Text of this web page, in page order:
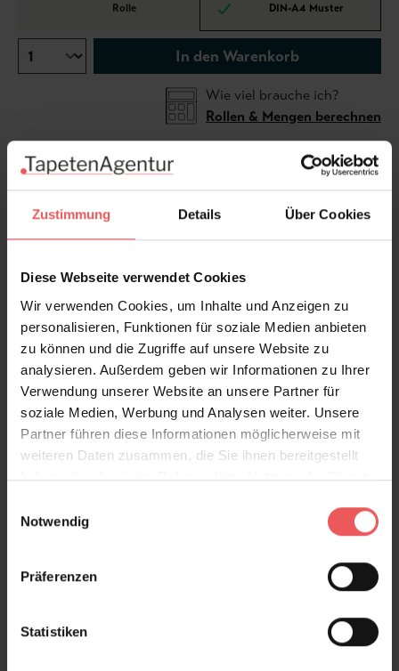
Zustimmung Details Über Cookies
Diese Webseite verwendet Cookies
Wir verwenden Cookies, um Inhalte und Anzeigen zu
personalisieren, Funktionen für soziale Medien anbieten
zu können und die Zugriffe auf unsere Website zu
analysieren. Außerdem geben wir Informationen zu Ihrer
Verwendung unserer Website an unsere Partner für
soziale Medien, Werbung und Analysen weiter. Unsere
Partner führen diese Informationen möglicherweise mit
weiteren Daten zusammen, die Sie ihnen bereitgestellt
haben oder die sie im Rahmen Ihrer Nutzung der Dienste
Notwendig
Präferenzen
Statistiken
Rolle DIN-A4 Muster
In den Warenkorb
Wie viel brauche ich?
Rollen & Mengen berechnen
Die College Stripe Tapete präsentiert sich als
Streifentapete mit golden anmutenden Streifen auf
anthrazitfarbenem Hintergrund. Inspiriert von der
natürlichen Fluss fließender Tinte ein und zelebriert
die Schönheit einer freien und fließenden Handschrift.
Ein subtiler Farbverlauf verleiht dem Design
zusätzliche Tiefe und Faszination.
Produktdetails
Versand & Zahlung